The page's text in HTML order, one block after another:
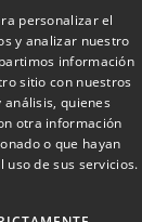
de la
personalizar el
y analizar nuestro
información
sitio con nuestros
análisis, quienes
otra información
o que hayan
de sus servicios.